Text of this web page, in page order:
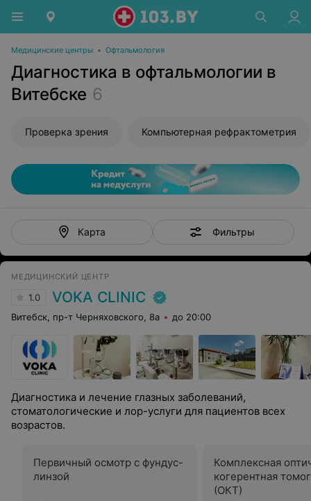
Медицинские центры • Офтальмология
Диагностика в офтальмологии в
Витебске 6
Проверка зрения Компьютерная рефрактометрия
Карта Фильтры
МЕДИЦИНСКИЙ ЦЕНТР
1.0 VOKA CLINIC
Витебск, пр-т Черняховского, 8а до 20:00
Диагностика и лечение глазных заболеваний,
стоматологические и лор-услуги для пациентов всех
возрастов.
Первичный осмотр с фундус-
линзой
Комплексная
когерентная
(ОКТ)